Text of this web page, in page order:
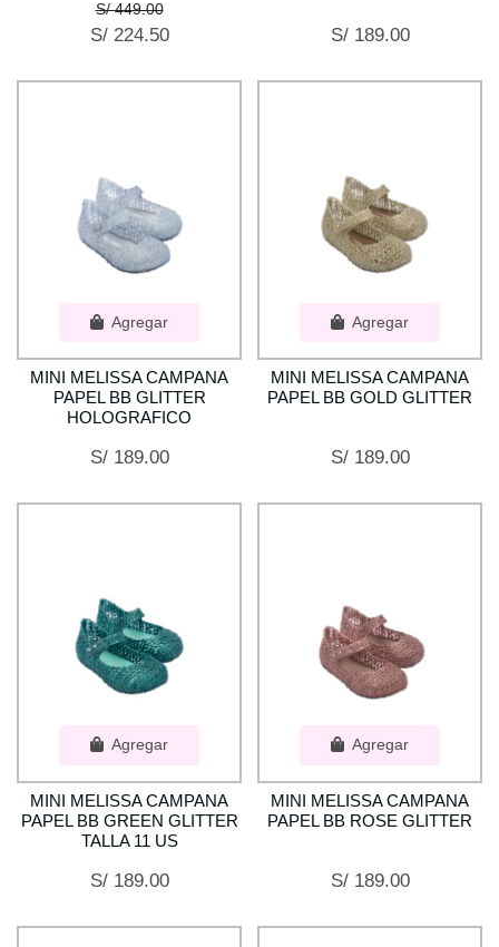
S/ 449.00
S/ 224.50 S/ 189.00
Agregar
MINI MELISSA CAMPANA
PAPEL BB GLITTER
HOLOGRAFICO
S/ 189.00
Agregar
MINI MELISSA CAMPANA
PAPEL BB GOLD GLITTER
S/ 189.00
Agregar
MINI MELISSA CAMPANA
PAPEL BB GREEN GLITTER
TALLA 11 US
S/ 189.00
Agregar
MINI MELISSA CAMPANA
PAPEL BB ROSE GLITTER
S/ 189.00